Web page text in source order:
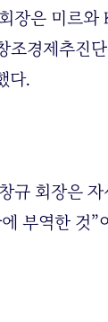
장은 미르
조경제추진
다.
규 회장은
부역한 것”